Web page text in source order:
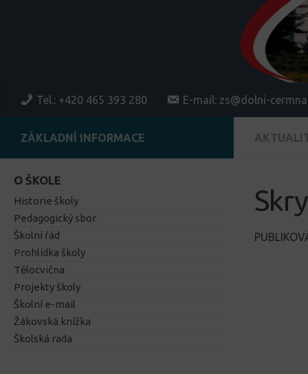
Tel.: +420 465 393 280 E-mail: zs@dolni-
ZÁKLADNÍ INFORMACE
O ŠKOLE
Historie školy
Pedagogický sbor
Školní řád
Prohlídka školy
Tělocvična
Projekty školy
Školní e-mail
Žákovská knížka
Školská rada